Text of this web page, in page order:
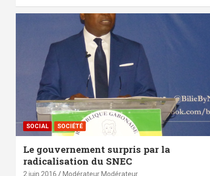
SOCIAL SOCIÉTÉ
Le gouvernement surpris par la
radicalisation du SNEC
2 juin 2016 Modérateur Modérateur